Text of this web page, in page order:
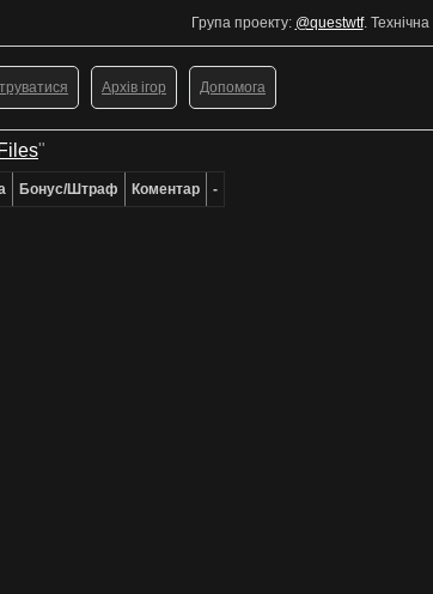
Група проекту: @questwtf.
Архів ігор Допомога
"
Бонус/Штраф Коментар -